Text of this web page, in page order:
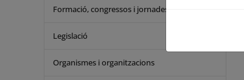
Formació, congressos i jornades
Legislació
Organismes i organitzacions